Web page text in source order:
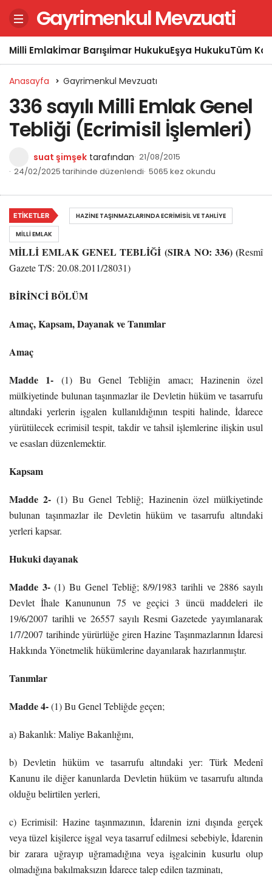
Gayrimenkul Mevzuati
Milli Emlakİmar Barışıİmar HukukuEşya HukukuTüm
Anasayfa Gayrimenkul Mevzuatı
336 sayılı Milli Emlak Genel
Tebliği (Ecrimisil İşlemleri)
suat şimşek tarafından 21/08/2015
24/02/2025 tarihinde düzenlendi 5065 kez okundu
MİLLİ EMLAK GENEL TEBLİĞİ (SIRA NO: 336) (Resmî
Gazete T/S: 20.08.2011/28031)
BİRİNCİ BÖLÜM
Amaç, Kapsam, Dayanak ve Tanımlar
Amaç
Madde 1- (1) Bu Genel Tebliğin amacı; Hazinenin özel
mülkiyetinde bulunan taşınmazlar ile Devletin hüküm ve tasarrufu
altındaki yerlerin işgalen kullanıldığının tespiti halinde, İdarece
yürütülecek ecrimisil tespit, takdir ve tahsil işlemlerine ilişkin usul
ve esasları düzenlemektir.
Kapsam
Madde 2- (1) Bu Genel Tebliğ; Hazinenin özel mülkiyetinde
bulunan taşınmazlar ile Devletin hüküm ve tasarrufu altındaki
yerleri kapsar.
Hukuki dayanak
Madde 3-(1) Bu Genel Tebliğ; 8/9/1983 tarihli ve 2886 sayılı
Devlet İhale Kanununun 75 ve geçici 3 üncü maddeleri ile
19/6/2007 tarihli ve 26557 sayılı Resmi Gazetede yayımlanarak
1/7/2007 tarihinde yürürlüğe giren Hazine Taşınmazlarının İdaresi
Hakkında Yönetmelik hükümlerine dayanılarak hazırlanmıştır.
Tanımlar
Madde 4-(1) Bu Genel Tebliğde geçen;
a) Bakanlık: Maliye Bakanlığını,
b) Devletin hüküm ve tasarrufu altındaki yer: Türk Medenî
Kanunu ile diğer kanunlarda Devletin hüküm ve tasarrufu altında
olduğu belirtilen yerleri,
c) Ecrimisil: Hazine taşınmazının, İdarenin izni dışında gerçek
veya tüzel kişilerce işgal veya tasarruf edilmesi sebebiyle, İdarenin
bir zarara uğrayıp uğramadığına veya işgalcinin kusurlu olup
olmadığına bakılmaksızın İdarece talep edilen tazminatı,
ETIKETLER
HAZINE TAŞINMAZLARINDA ECRIMISIL VE TAHLIYE
MILLI EMLAK